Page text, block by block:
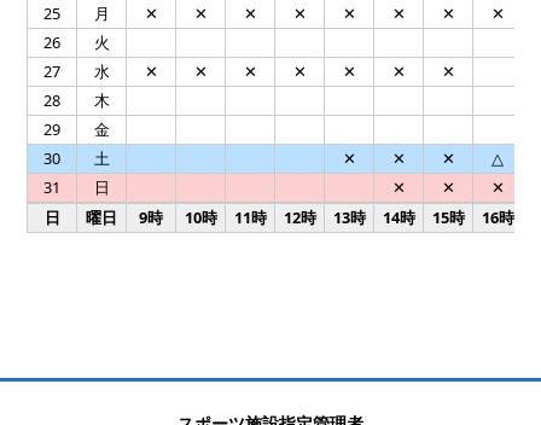
25
月 ✕ ✕ ✕ ✕ ✕ ✕ ✕ ✕
26
火
27
水 ✕ ✕ ✕ ✕ ✕ ✕
✕
28
木
29
金
30
土 ✕ ✕ ✕
△
31
日 ✕ ✕ ✕
日
曜日 9時 10時 11時 12時 13時 14時 15時 16時